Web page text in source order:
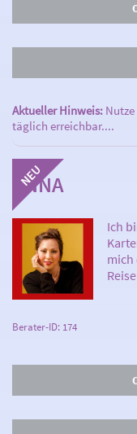
Aktueller Hinweis:
täglich erreichbar....
ANNA
Ich
Berater-ID: 174